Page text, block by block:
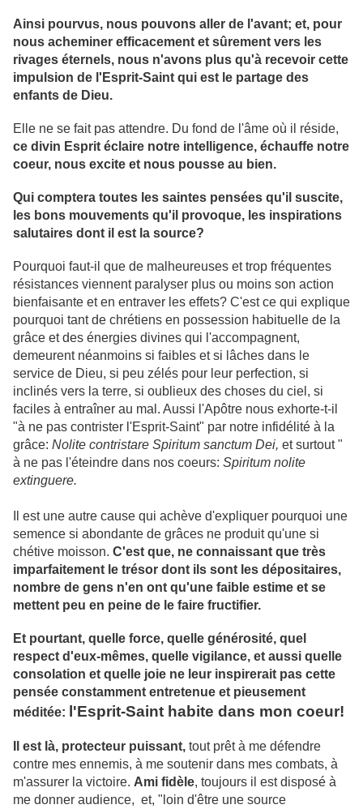
Ainsi pourvus, nous pouvons aller de l'avant; et, pour
nous acheminer efficacement et sûrement vers les
rivages éternels, nous n'avons plus qu'à recevoir cette
impulsion de l'Esprit-Saint qui est le partage des
enfants de Dieu.
Elle ne se fait pas attendre. Du fond de l'âme où il réside,
ce divin Esprit éclaire notre intelligence, échauffe notre
coeur, nous excite et nous pousse au bien.
Qui comptera toutes les saintes pensées qu'il suscite,
les bons mouvements qu'il provoque, les inspirations
salutaires dont il est la source?
Pourquoi faut-il que de malheureuses et trop fréquentes
résistances viennent paralyser plus ou moins son action
bienfaisante et en entraver les effets? C'est ce qui explique
pourquoi tant de chrétiens en possession habituelle de la
grâce et des énergies divines qui l'accompagnent,
demeurent néanmoins si faibles et si lâches dans le
service de Dieu, si peu zélés pour leur perfection, si
inclinés vers la terre, si oublieux des choses du ciel, si
faciles à entraîner au mal. Aussi l'Apôtre nous exhorte-t-il
"à ne pas contrister l'Esprit-Saint" par notre infidélité à la
grâce: Nolite contristare Spiritum sanctum Dei, et surtout "
à ne pas l'éteindre dans nos coeurs: Spiritum nolite
extinguere.
Il est une autre cause qui achève d'expliquer pourquoi une
semence si abondante de grâces ne produit qu'une si
chétive moisson. C'est que, ne connaissant que très
imparfaitement le trésor dont ils sont les dépositaires,
nombre de gens n'en ont qu'une faible estime et se
mettent peu en peine de le faire fructifier.
Et pourtant, quelle force, quelle générosité, quel
respect d'eux-mêmes, quelle vigilance, et aussi quelle
consolation et quelle joie ne leur inspirerait pas cette
pensée constamment entretenue et pieusement
méditée:
l'Esprit-Saint habite dans mon coeur!
Il est là, protecteur puissant, tout prêt à me défendre
contre mes ennemis, à me soutenir dans mes combats, à
m'assurer la victoire. Ami fidèle, toujours il est disposé à
me donner audience, et, "loin d'être une source